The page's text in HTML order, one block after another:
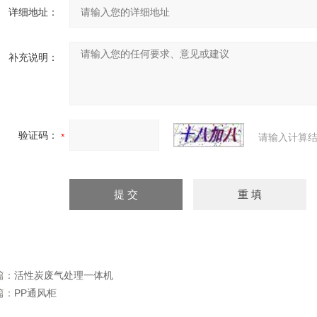
详细地址：
补充说明：
验证码： 请输入计算
： 活性炭废气处理一体机
PP通风柜